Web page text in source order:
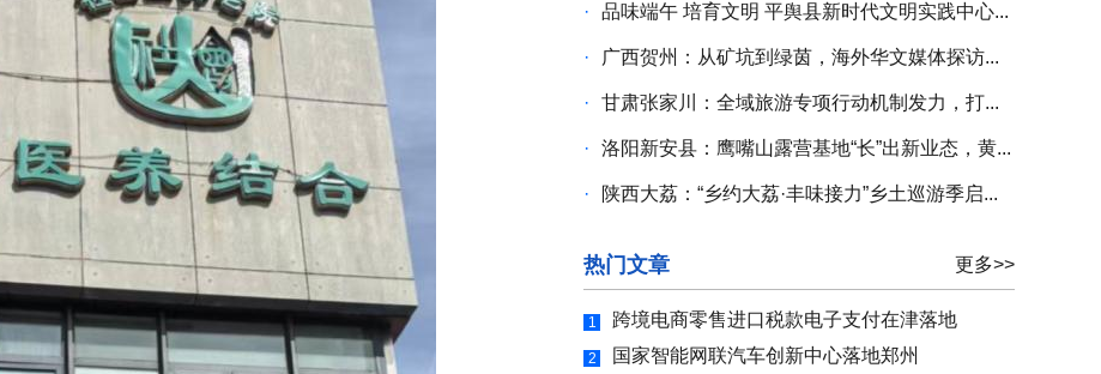
· 品味端午 培育文明 平舆县新时代文明实践中心...
· 广西贺州：从矿坑到绿茵，海外华文媒体探访...
· 甘肃张家川：全域旅游专项行动机制发力，打...
· 洛阳新安县：鹰嘴山露营基地“长”出新业态，黄...
· 陕西大荔：“乡约大荔·丰味接力”乡土巡游季启...
更多>>
热门文章
1 跨境电商零售进口税款电子支付在津落地
2 国家智能网联汽车创新中心落地郑州